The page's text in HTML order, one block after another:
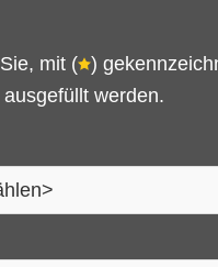
mit ( )
werden.